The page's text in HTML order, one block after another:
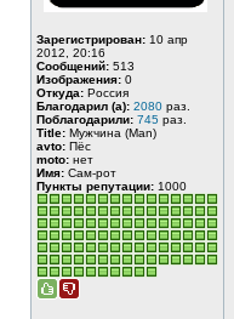
Зарегистрирован: 10 апр
2012, 20:16
Сообщений: 513
Изображения: 0
Откуда: Россия
Благодарил (а): 2080 раз.
Поблагодарили: 745 раз.
Title: Мужчина (Man)
avto: Пёс
moto: нет
Имя: Сам-рот
Пункты репутации: 1000